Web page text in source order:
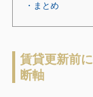
・まとめ
賃貸更新前
断軸